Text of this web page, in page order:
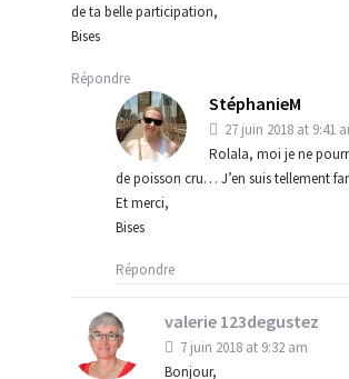
de ta belle participation,
Bises
Répondre
StéphanieM
27 juin 2018 at 9:41
Rolala, moi je ne
de poisson cru… J’en suis tellement
Et merci,
Bises
Répondre
valerie 123degustez
7 juin 2018 at 9:32 am
Bonjour,